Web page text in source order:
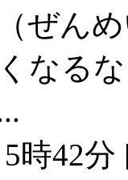
ぜん
なる
時42分